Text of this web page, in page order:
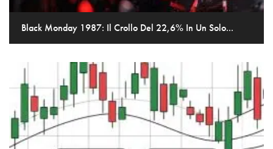
Black Monday 1987: Il Crollo Del 22,6% In Un Solo...